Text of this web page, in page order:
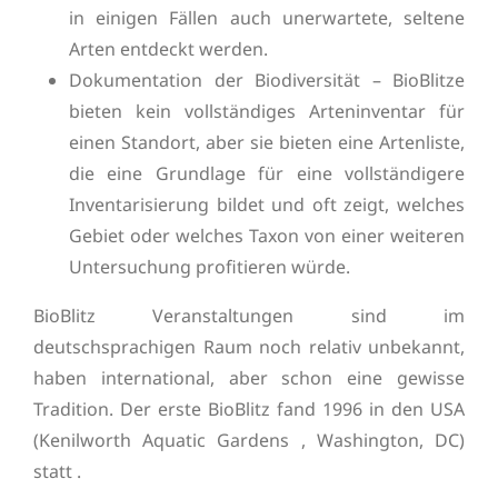
in einigen Fällen auch unerwartete, seltene
Arten entdeckt werden.
Dokumentation der Biodiversität – BioBlitze
bieten kein vollständiges Arteninventar für
einen Standort, aber sie bieten eine Artenliste,
die eine Grundlage für eine vollständigere
Inventarisierung bildet und oft zeigt, welches
Gebiet oder welches Taxon von einer weiteren
Untersuchung profitieren würde.
BioBlitz Veranstaltungen sind im
deutschsprachigen Raum noch relativ unbekannt,
haben international, aber schon eine gewisse
Tradition. Der erste BioBlitz fand 1996 in den USA
(Kenilworth Aquatic Gardens , Washington, DC)
statt .